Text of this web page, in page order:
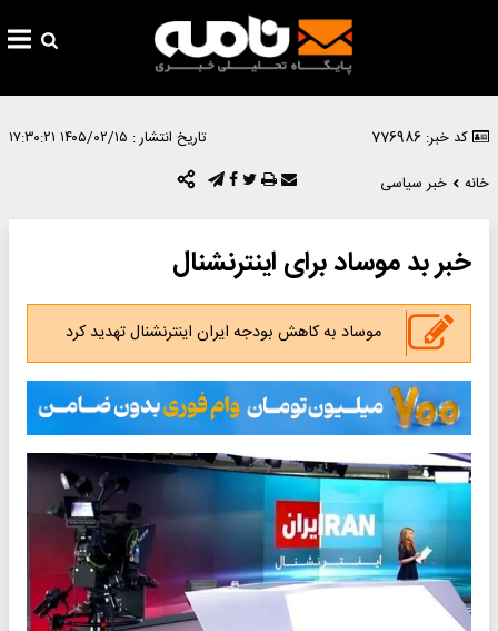
کد خبر: 776986 تاریخ انتشار : ۱۴۰۵/۰۲/۱۵ ۱۷:۳۰:۲۱
خانه
خبر سیاسی
خبر بد موساد برای اینترنشنال
موساد به کاهش بودجه ایران اینترنشنال تهدید کرد